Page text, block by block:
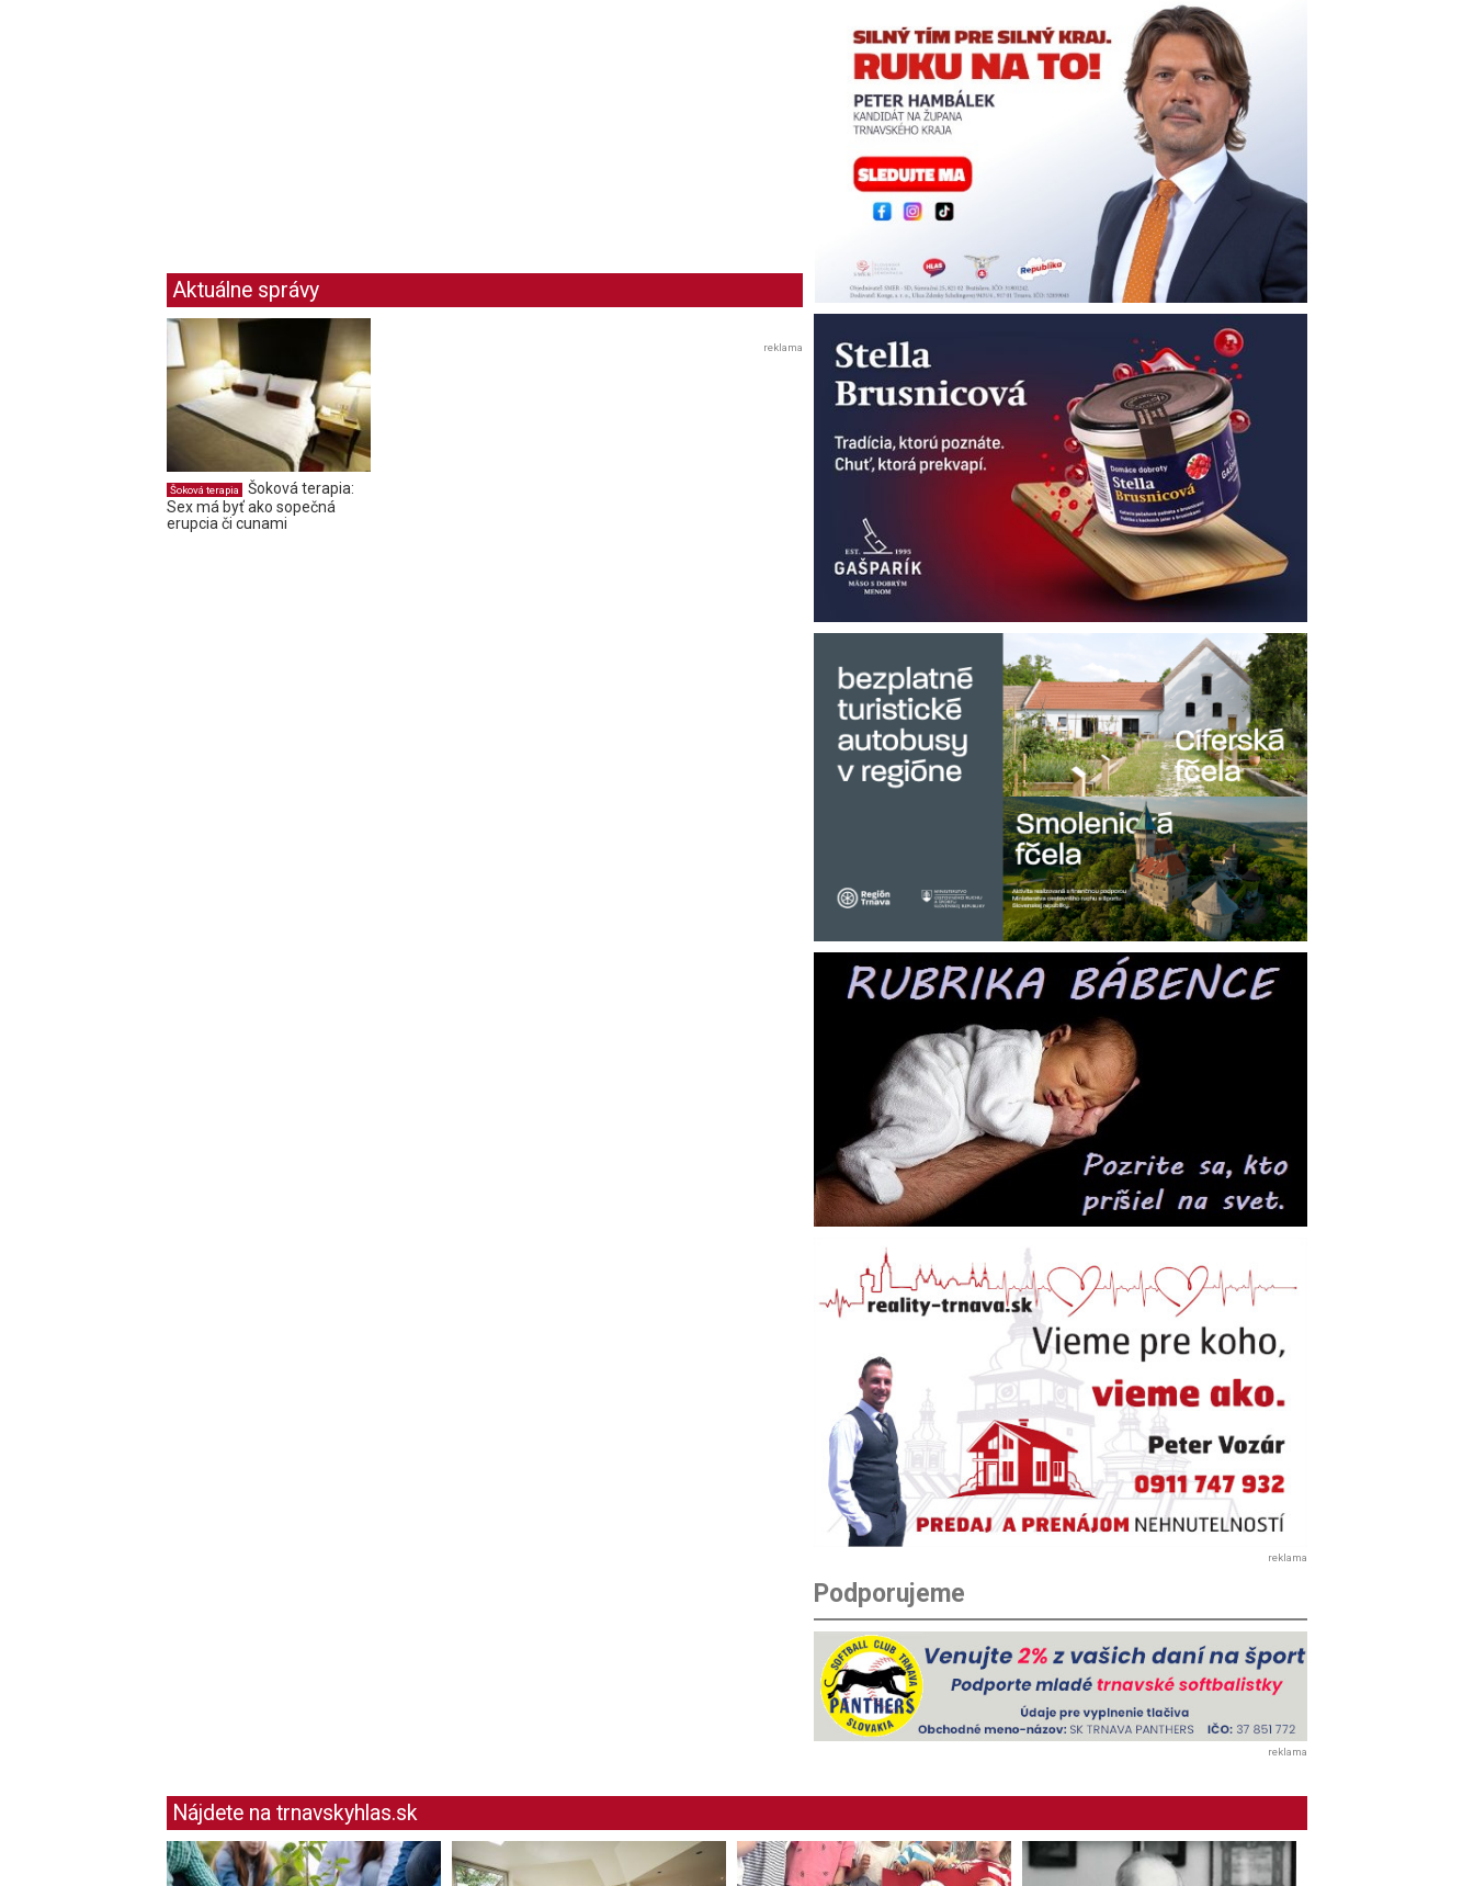
Aktuálne správy
Šoková terapia
Šoková terapia:
Sex má byť ako sopečná
erupcia či cunami
reklama
reklama
Podporujeme
reklama
Nájdete na trnavskyhlas.sk